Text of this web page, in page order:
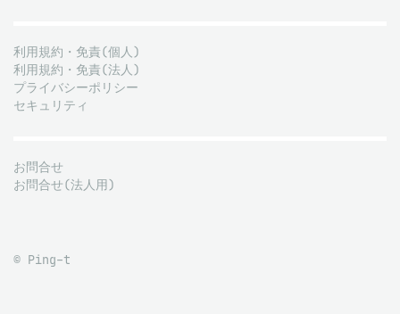
利用規約・免責(個人)
利用規約・免責(法人)
プライバシーポリシー
セキュリティ
お問合せ
お問合せ(法人用)
© Ping-t